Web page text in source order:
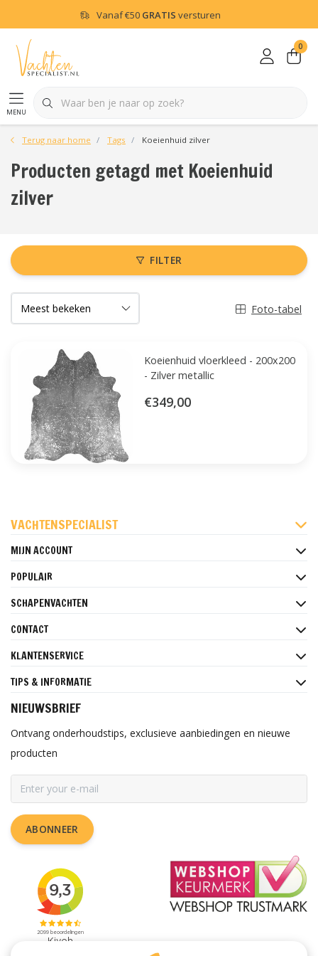
Vanaf€50 GRATIS versturen
menu
0
Terug naar home Tags Koeienhuid zilver
Producten getagd met Koeienhuid
zilver
FILTER
Foto-tabel
Koeienhuid vloerkleed - 200x200
- Zilver metallic
€349,00
VACHTENSPECIALIST
MIJN ACCOUNT
POPULAIR
SCHAPENVACHTEN
CONTACT
KLANTENSERVICE
TIPS & INFORMATIE
NIEUWSBRIEF
Ontvang onderhoudstips, exclusieve aanbiedingen en nieuwe
producten
ABONNEER